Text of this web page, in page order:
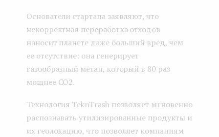
Основатели стартапа заявляют, что
некорректная переработка отходов
наносит планете даже больший вред, чем
ее отсутствие: она генерирует
газообразный метан, который в 80 раз
мощнее CO2.
Технология TeknTrash позволяет мгновенно
распознавать утилизированные продукты и
их геолокацию, что позволяет компаниям